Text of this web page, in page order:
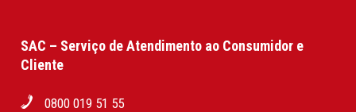
SAC – Serviço de Atendimento ao Consumidor e
Cliente
0800 019 51 55